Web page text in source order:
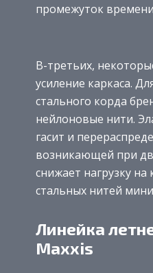
промежуток
В-третьих,
усиление каркаса.
стального корда
нейлоновые нити.
гасит и
возникающей при
снижает нагрузку
стальных нитей
Линейка
Maxxis